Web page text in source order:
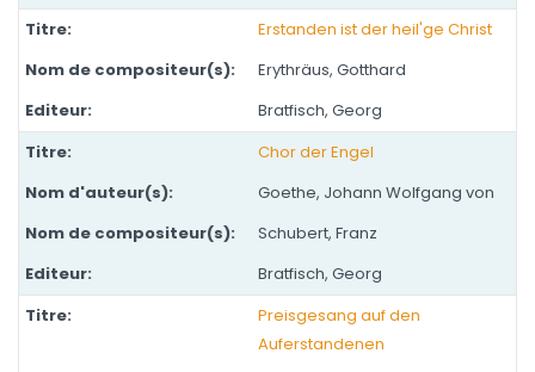
Erstanden ist der heil'ge Christ
Erythräus, Gotthard
Bratfisch, Georg
Chor der Engel
Goethe, Johann Wolfgang von
Schubert, Franz
Bratfisch, Georg
Preisgesang auf den
Auferstandenen